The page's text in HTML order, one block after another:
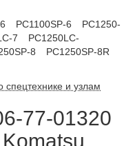
PC1100SP-6
PC1250-
7
PC1250LC-
8 PC1250SP-8R
и узлам
77-01320